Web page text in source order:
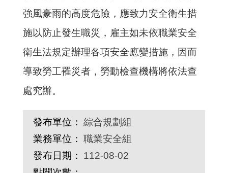
強風豪雨的高度危險，應致力安全衛生措
施以防止發生職災，雇主如未依職業安全
衛生法規定辦理各項安全應變措施，因而
導致勞工罹災者，勞動檢查機構將依法查
處究辦。
發布單位： 綜合規劃組
業務單位： 職業安全組
發布日期：
112-08-02